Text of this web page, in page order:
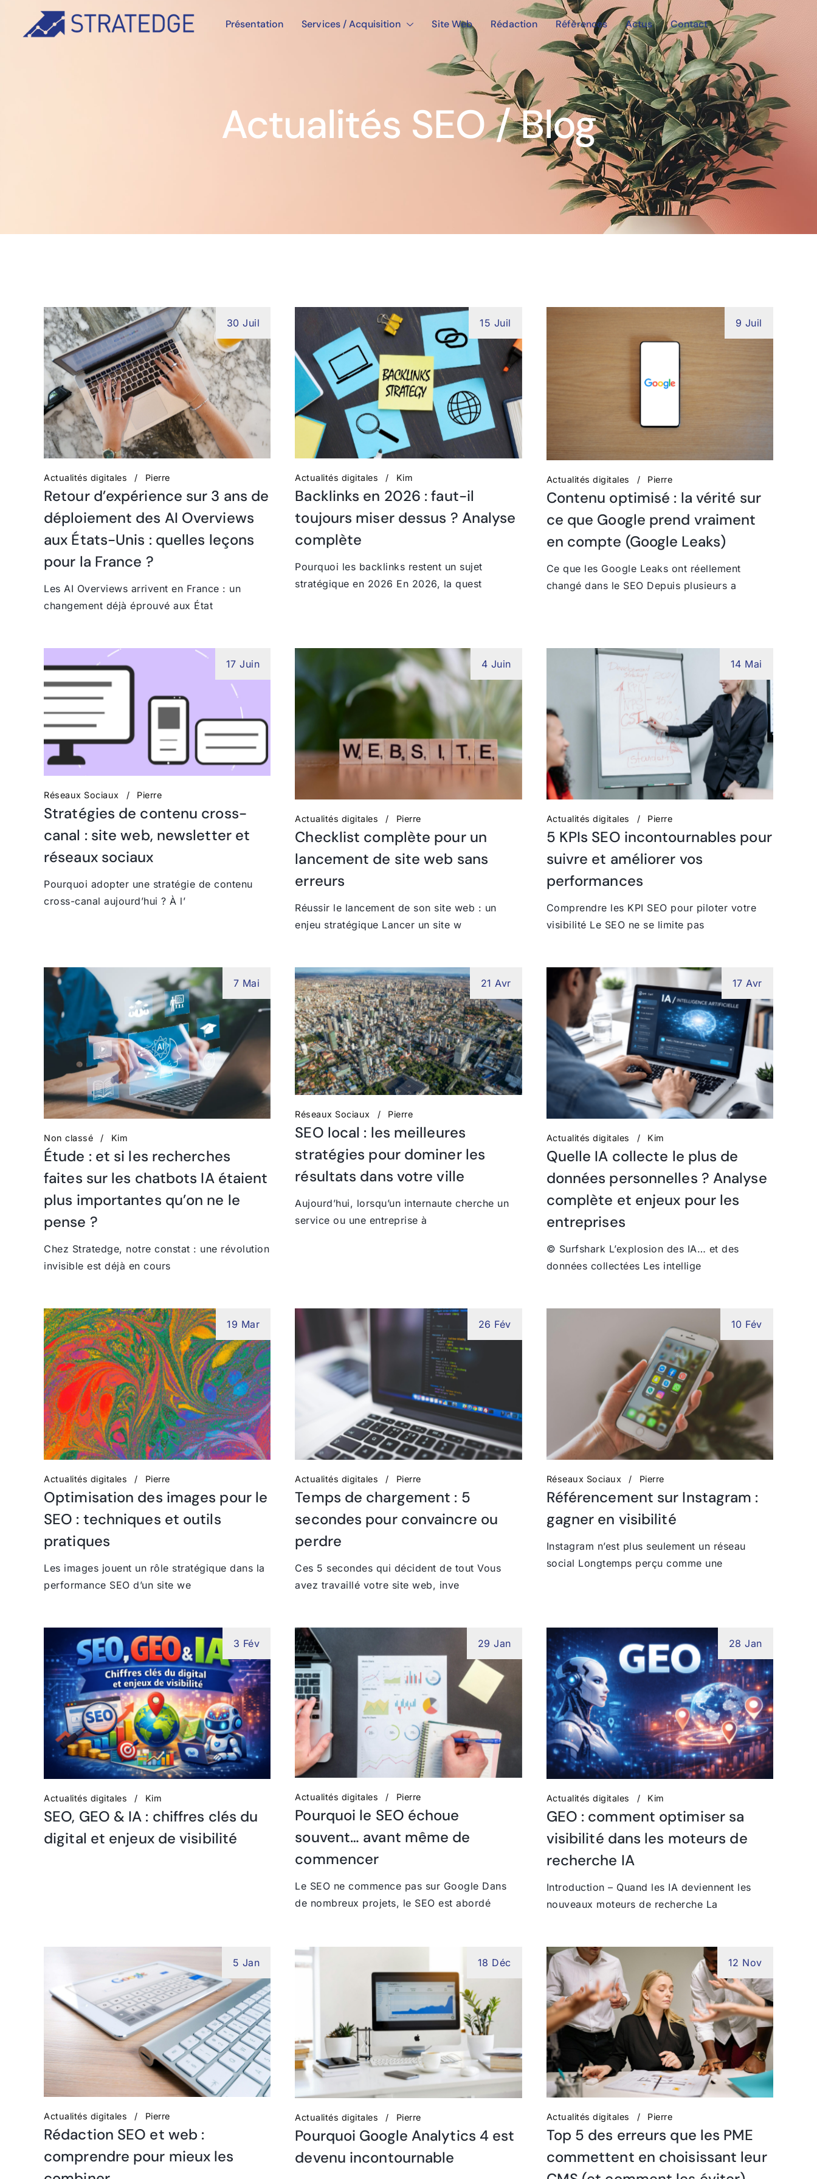
Présentation Services / Acquisition Site Web Rédaction Références Actus Contact
Actualités SEO / Blog
30 Juil
Actualités digitales Pierre
Retour d’expérience sur 3 ans de
déploiement des AI Overviews
aux États-Unis : quelles leçons
pour la France ?
Les AI Overviews arrivent en France : un
changement déjà éprouvé aux État
15 Juil
Actualités digitales Kim
Backlinks en 2026 : faut-il
toujours miser dessus ? Analyse
complète
Pourquoi les backlinks restent un sujet
stratégique en 2026 En 2026, la quest
9 Juil
Actualités digitales Pierre
Contenu optimisé : la vérité sur
ce que Google prend vraiment
en compte (Google Leaks)
Ce que les Google Leaks ont réellement
changé dans le SEO Depuis plusieurs a
17 Juin
Réseaux Sociaux Pierre
Stratégies de contenu cross-
canal : site web, newsletter et
réseaux sociaux
Pourquoi adopter une stratégie de contenu
cross-canal aujourd’hui ? À l’
4 Juin
Actualités digitales Pierre
Checklist complète pour un
lancement de site web sans
erreurs
Réussir le lancement de son site web : un
enjeu stratégique Lancer un site w
14 Mai
Actualités digitales Pierre
5 KPIs SEO incontournables pour
suivre et améliorer vos
performances
Comprendre les KPI SEO pour piloter votre
visibilité Le SEO ne se limite pas
7 Mai
Non classé Kim
Étude : et si les recherches
faites sur les chatbots IA étaient
plus importantes qu’on ne le
pense ?
Chez Stratedge, notre constat : une révolution
invisible est déjà en cours
21 Avr
Réseaux Sociaux Pierre
SEO local : les meilleures
stratégies pour dominer les
résultats dans votre ville
Aujourd’hui, lorsqu’un internaute cherche un
service ou une entreprise à
17 Avr
Actualités digitales Kim
Quelle IA collecte le plus de
données personnelles ? Analyse
complète et enjeux pour les
entreprises
© Surfshark L’explosion des IA… et des
données collectées Les intellige
19 Mar
Actualités digitales Pierre
Optimisation des images pour le
SEO : techniques et outils
pratiques
Les images jouent un rôle stratégique dans la
performance SEO d’un site we
26 Fév
Actualités digitales Pierre
Temps de chargement : 5
secondes pour convaincre ou
perdre
Ces 5 secondes qui décident de tout Vous
avez travaillé votre site web, inve
10 Fév
Réseaux Sociaux Pierre
Référencement sur Instagram :
gagner en visibilité
Instagram n’est plus seulement un réseau
social Longtemps perçu comme une
3 Fév
Actualités digitales Kim
SEO, GEO & IA : chiffres clés du
digital et enjeux de visibilité
29 Jan
Actualités digitales Pierre
Pourquoi le SEO échoue
souvent… avant même de
commencer
Le SEO ne commence pas sur Google Dans
de nombreux projets, le SEO est abordé
28 Jan
Actualités digitales Kim
GEO : comment optimiser sa
visibilité dans les moteurs de
recherche IA
Introduction – Quand les IA deviennent les
nouveaux moteurs de recherche La
5 Jan
Actualités digitales Pierre
Rédaction SEO et web :
comprendre pour mieux les
18 Déc
Actualités digitales Pierre
Pourquoi Google Analytics 4 est
devenu incontournable
12 Nov
Actualités digitales Pierre
Top 5 des erreurs que les PME
commettent en choisissant leur